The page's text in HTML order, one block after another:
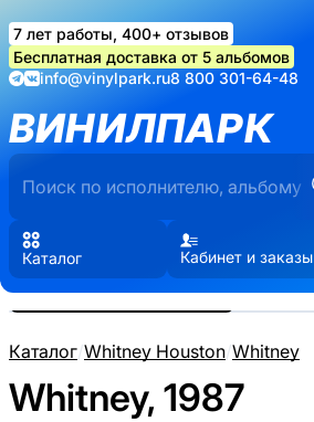
7 лет работы, 400+ отзывов
Бесплатная доставка от 5 альбомов
info@vinylpark.ru8 800 301-64-48
ВИНИЛПАРК
Каталог Кабинет и заказы
Каталог/Whitney Houston/Whitney
Whitney, 1987
Реальные фото пластинки.
Нажмите, чтобы увеличить